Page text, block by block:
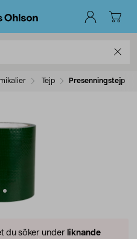
Tejp Presenningstejp
du söker under liknande